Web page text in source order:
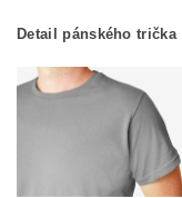
Detail pánského trička